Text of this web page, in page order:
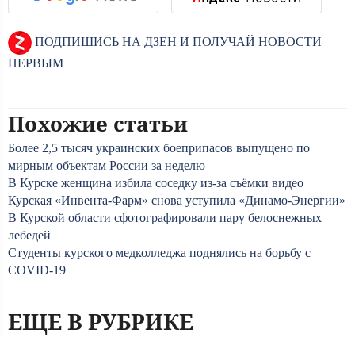
ПОДПИШИСЬ НА ДЗЕН И ПОЛУЧАЙ НОВОСТИ
ПЕРВЫМ
Похожие статьи
Более 2,5 тысяч украинских боеприпасов выпущено по
мирным объектам России за неделю
В Курске женщина избила соседку из-за съёмки видео
Курская «Инвента-Фарм» снова уступила «Динамо-Энергии»
В Курской области сфотографировали пару белоснежных
лебедей
Студенты курского медколледжа поднялись на борьбу с
COVID-19
ЕЩЕ В РУБРИКЕ